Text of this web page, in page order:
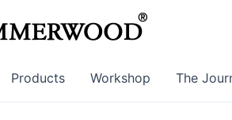
Products Workshop The